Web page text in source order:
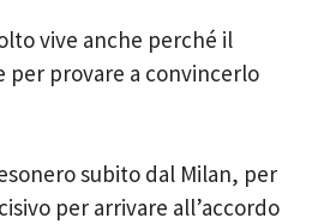
vive anche perché il
provare a convincerlo
subito dal Milan, per
per arrivare all’accordo